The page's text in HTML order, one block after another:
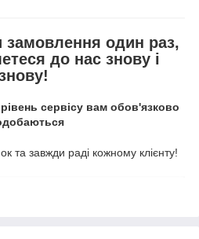
один раз,
до нас знову і
сервісу вам обов'язково
та завжди раді кожному клієнту!